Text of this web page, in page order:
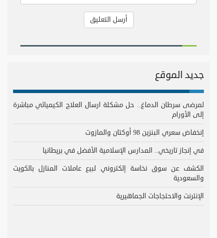
جديد الموقع
لمرضى سرطان الدماغ.. حل مشكلة ارسال العلاج الكيميائي مباشرة
إلى الأورام
إنخفاض سعري البنزين 98 أوكتان والمازوت
في إنجاز تاريخي.. المدارس الإسلامية الأفضل في بريطانيا
الكشف عن سوق نخاسة إلكتروني لبيع عاملات المنازل بالكويت
والسعودية
الإنترنت والاحتجاجات الجماهيرية